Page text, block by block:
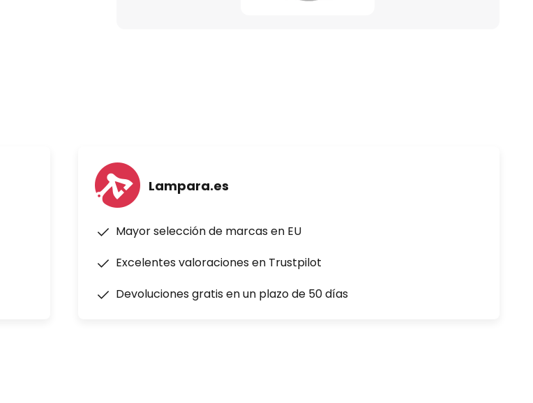
regulable
blanco
incluidas)
Lampara.es
Mayor selección de marcas en EU
Excelentes valoraciones en Trustpilot
Devoluciones gratis en un plazo de 50 días